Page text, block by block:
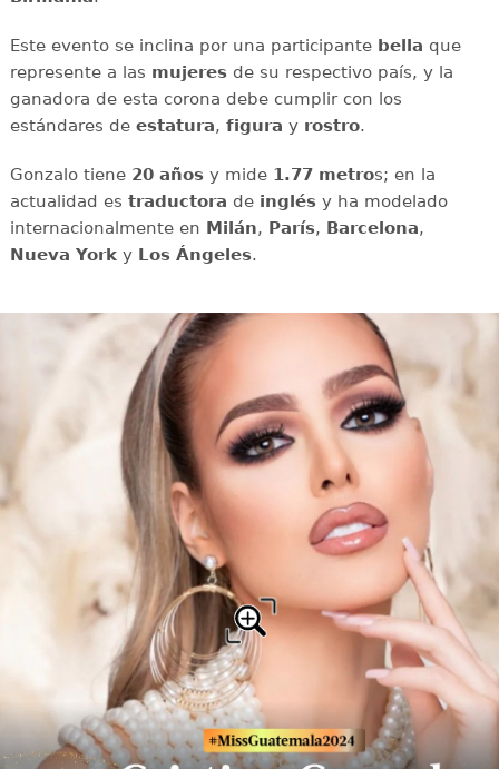
Este evento se inclina por una participante bella que
represente a las mujeresde su respectivo país, y la
ganadora de esta corona debe cumplir con los
estándares de estatura, figura y rostro.
Gonzalo tiene 20 añosy mide 1.77 metros; en la
actualidad es traductora de inglésy ha modelado
internacionalmente en Milán, París, Barcelona,
Nueva Yorky Los Ángeles.